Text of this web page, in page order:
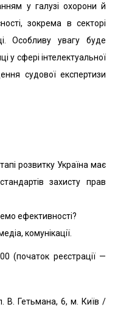
у галузі охорони й
зокрема в секторі
Особливу увагу буде
у сфері інтелектуальної
судової експертизи
розвитку Україна має
захисту прав
ефективності?
комунікації.
(початок реєстрації —
В. Гетьмана, 6, м. Київ /